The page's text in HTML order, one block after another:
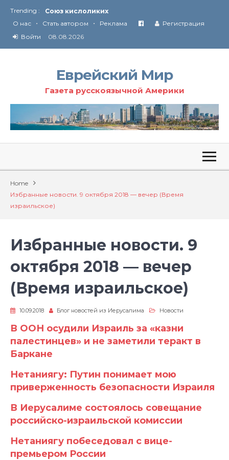
Trending :
Технология Революции в Иране
О нас • Стать автором • Реклама
Регистрация
Войти
08.08.2026
Еврейский Мир
Газета русскоязычной Америки
Home
Избранные новости. 9 октября 2018 — вечер (Время
израильское)
Избранные новости. 9
октября 2018 — вечер
(Время израильское)
10.09.2018 Блог новостей из Иерусалима Новости
В ООН осудили Израиль за «казни
палестинцев» и не заметили теракт в
Баркане
Нетаниягу: Путин понимает мою
приверженность безопасности Израиля
В Иерусалиме состоялось совещание
российско-израильской комиссии
Нетаниягу побеседовал с вице-
премьером России